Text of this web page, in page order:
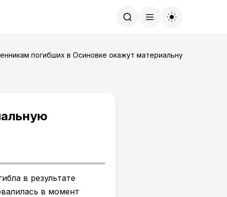
погибших в Осиновке окажут материальную
в результате
в момент